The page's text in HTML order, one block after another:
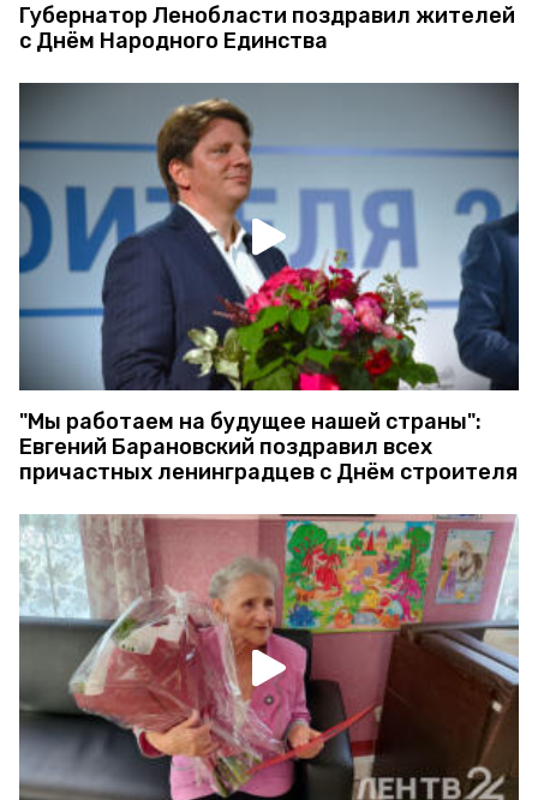
Губернатор Ленобласти поздравил жителей
с Днём Народного Единства
"Мы работаем на будущее нашей страны":
Евгений Барановский поздравил всех
причастных ленинградцев с Днём строителя